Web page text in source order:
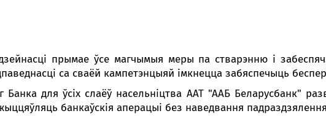
пн-пт
сб-нд
Режим
в
прымае ўсе магчымыя меры па стварэнню і
са сваёй кампетэнцыяй імкнецца забяспечыць
Банка для ўсіх слаёў насельніцтва ААТ "ААБ Беларусбанк"
банкаўскія аперацыі без наведвання